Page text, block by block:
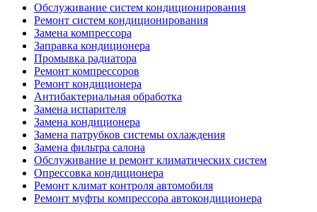
Обслуживание систем кондиционирования
Ремонт систем кондиционирования
Замена компрессора
Заправка кондиционера
Промывка радиатора
Ремонт компрессоров
Ремонт кондиционера
Антибактериальная обработка
Замена испарителя
Замена кондиционера
Замена патрубков системы охлаждения
Замена фильтра салона
Обслуживание и ремонт климатических систем
Опрессовка кондиционера
Ремонт климат контроля автомобиля
Ремонт муфты компрессора автокондиционера